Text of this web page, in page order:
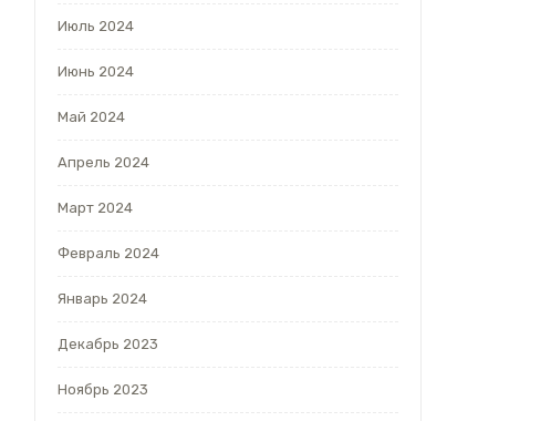
Июль 2024
Июнь 2024
Май 2024
Апрель 2024
Март 2024
Февраль 2024
Январь 2024
Декабрь 2023
Ноябрь 2023